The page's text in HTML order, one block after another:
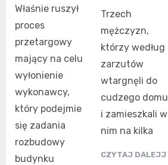
Właśnie ruszył
proces
przetargowy
mający na celu
wyłonienie
wykonawcy,
który podejmie
się zadania
rozbudowy
budynku
Trzech
mężczyzn,
którzy według
zarzutów
wtargnęli do
cudzego domu
i zamieszkali w
nim na kilka
CZYTAJ DALEJJ